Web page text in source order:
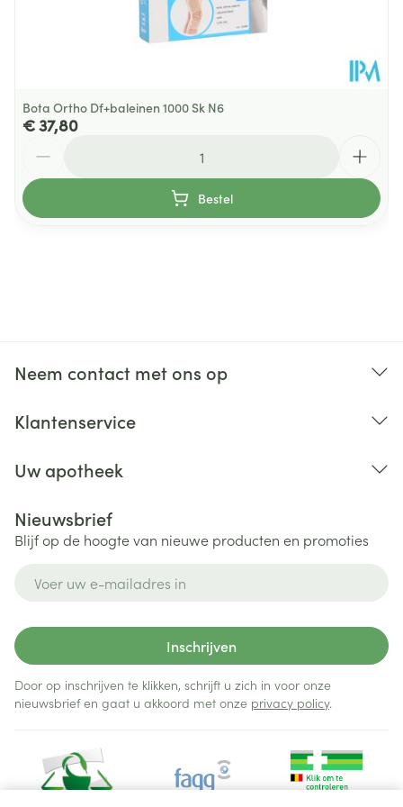
Bota Ortho Df+baleinen 1000 Sk N6
€ 37,80
Bestel
Neem contact met ons op
Klantenservice
Uw apotheek
Nieuwsbrief
Blijf op de hoogte van nieuwe producten en promoties
Inschrijven
Door op inschrijven te klikken, schrijft u zich in voor onze
nieuwsbrief en gaat u akkoord met onze privacy policy.